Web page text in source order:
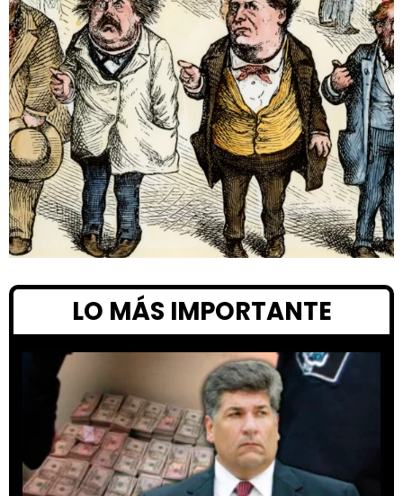
LO MÁS IMPORTANTE